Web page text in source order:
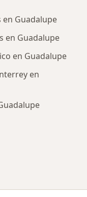
en Guadalupe
en Guadalupe
en Guadalupe
en